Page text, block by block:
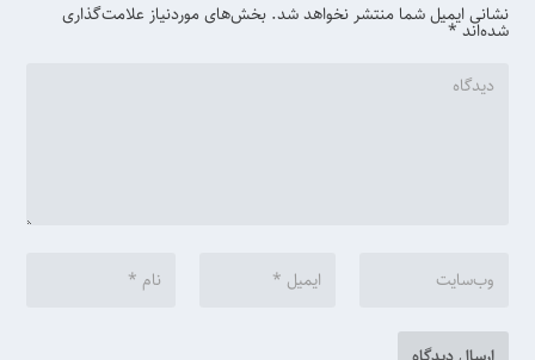
نشانی ایمیل شما منتشر نخواهد شد. بخش‌های موردنیاز علامت‌گذاری
شده‌اند*